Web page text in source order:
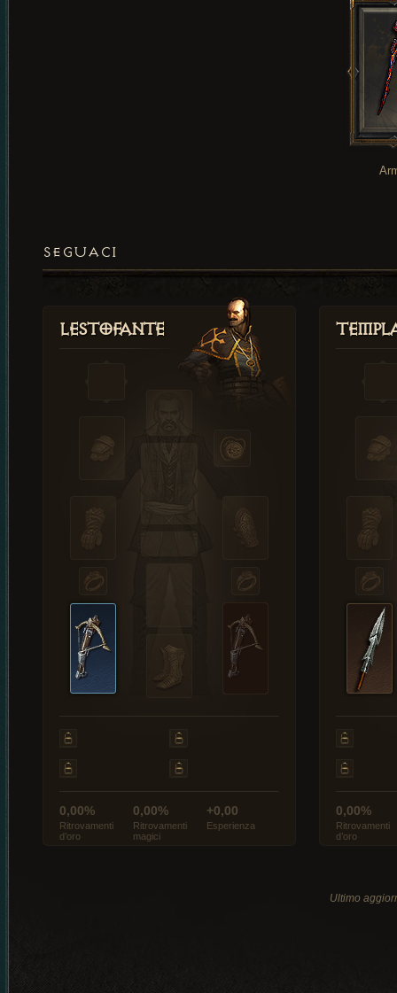
SEGUACI
Lestofante
0,00%
Ritrovamenti
d’oro
0,00%
Ritrovamenti
magici
+0,00
Esperienza
0,00%
Ritrovamenti
d’oro
Ultimo